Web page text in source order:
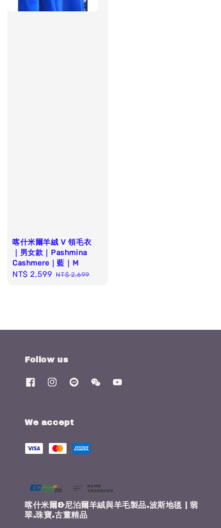
喀什米爾羊絨 V 領毛衣
｜男女款｜Pashmina
Cashmere｜藍｜M
Sale
NT$ 2,599 Regular
NT$ 2,699
Follow us
We accept
喀什米爾&尼泊爾羊絨與羊毛製品.波斯地毯 | 翡
翠.珠寶.古董精品